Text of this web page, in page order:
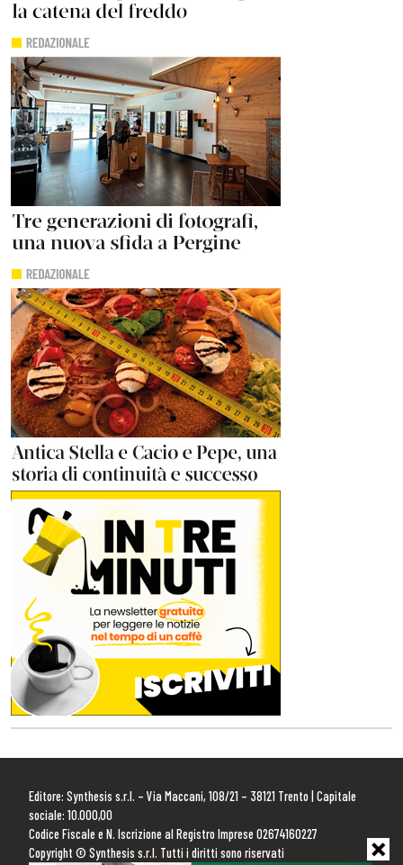
Editore: Synthesis s.r.l. – Via Maccani, 108/21 – 38121 Trento | Capitale
sociale: 10.000,00
Codice Fiscale e N. Iscrizione al Registro Imprese 02674160227
Copyright © Synthesis s.r.l. Tutti i diritti sono riservati